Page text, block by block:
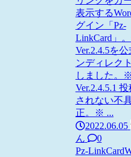
表示する
グイン「Pz-
LinkCard」
Ver.2.4.5を
ンディレク
しました。
Ver.2.4.5.1
されない不
正。※ ...
2022.06.05
ん
0
Pz-LinkCard